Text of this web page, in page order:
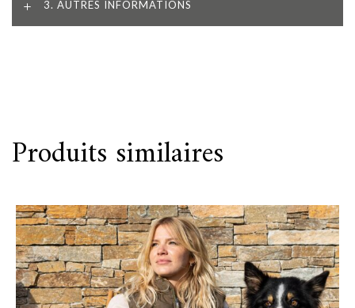
3. AUTRES INFORMATIONS
Produits similaires